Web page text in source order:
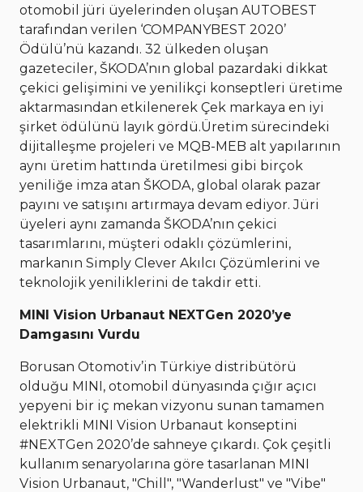
otomobil jüri üyelerinden oluşan AUTOBEST
tarafından verilen ‘COMPANYBEST 2020’
Ödülü’nü kazandı. 32 ülkeden oluşan
gazeteciler, ŠKODA’nın global pazardaki dikkat
çekici gelişimini ve yenilikçi konseptleri üretime
aktarmasından etkilenerek Çek markaya en iyi
şirket ödülünü layık gördü.Üretim sürecindeki
dijitalleşme projeleri ve MQB-MEB alt yapılarının
aynı üretim hattında üretilmesi gibi birçok
yeniliğe imza atan ŠKODA, global olarak pazar
payını ve satışını artırmaya devam ediyor. Jüri
üyeleri aynı zamanda ŠKODA’nın çekici
tasarımlarını, müşteri odaklı çözümlerini,
markanın Simply Clever Akılcı Çözümlerini ve
teknolojik yeniliklerini de takdir etti.
MINI Vision Urbanaut NEXTGen 2020’ye
Damgasını Vurdu
Borusan Otomotiv’in Türkiye distribütörü
olduğu MINI, otomobil dünyasında çığır açıcı
yepyeni bir iç mekan vizyonu sunan tamamen
elektrikli MINI Vision Urbanaut konseptini
#NEXTGen 2020’de sahneye çıkardı. Çok çeşitli
kullanım senaryolarına göre tasarlanan MINI
Vision Urbanaut, "Chill", "Wanderlust" ve "Vibe"